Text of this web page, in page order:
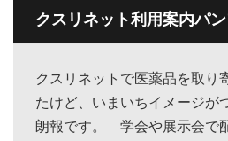
クスリネット利用案内パ
クスリネットで医薬品を取り
たけど、いまいちイメージが
朗報です。 学会や展示会で